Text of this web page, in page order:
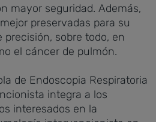
mayor seguridad. Además,
preservadas para su
sobre todo, en
el cáncer de pulmón.
de Endoscopia Respiratoria
integra a los
interesados en la